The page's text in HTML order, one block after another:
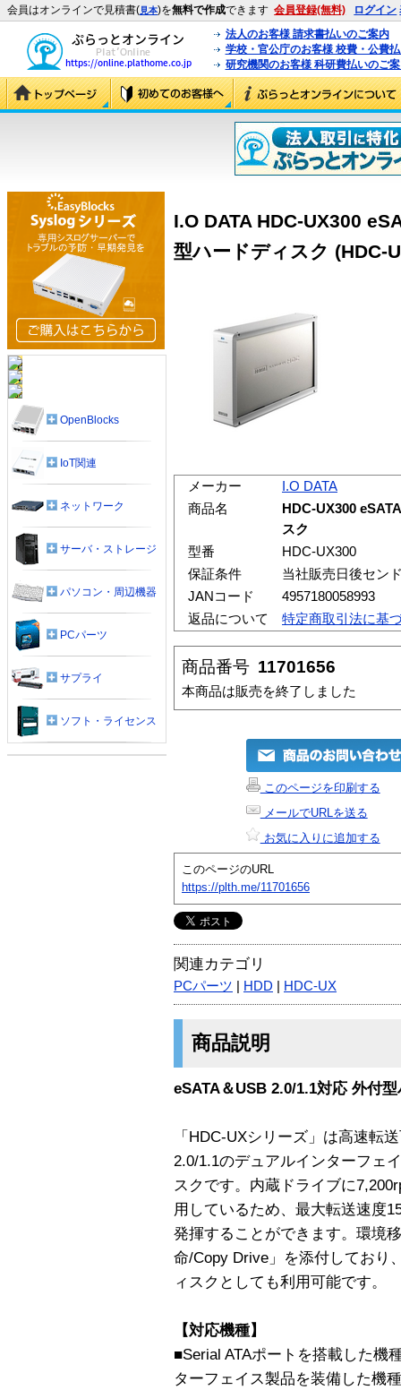
会員はオンラインで見積書(見本)を無料で作成できます 会員登録(無料) ログイン
法人のお客様 請求書払いのご案内
学校・官公庁のお客様 校費・公費
研究機関のお客様 科研費払いのご
I.O DATA HDC-UX300
型ハードディスク (HDC-
メーカー
I.O DATA
商品名
HDC-UX300
スク
型番
HDC-UX300
保証条件
当社販売日後セン
JANコード
4957180058993
返品について
特定商取引法に基
商品番号 11701656
本商品は販売を終了しました
このページを印刷する
メールでURLを送る
お気に入りに追加する
このページのURL
https://plth.me/11701656
関連カテゴリ
PCパーツ HDD HDC-UX
商品説明
eSATA＆USB 2.0/1.1対応 外付
「HDC-UXシリーズ」は高速転
2.0/1.1のデュアルインターフェ
スクです。内蔵ドライブに
用しているため、最大転送速度
発揮することができます。環境
命/Copy Drive」を添付しており
ィスクとしても利用可能です。
【対応機種】
■Serial ATAポートを搭載した機
ターフェイス製品を装備した機
OpenBlocks
IoT関連
ネットワーク
サーバ・ストレージ
パソコン・周辺機器
PCパーツ
サプライ
ソフト・ライセンス